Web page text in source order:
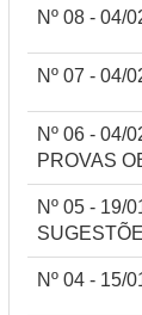
Nº 08 - 04/
Nº 07 - 04/
Nº 06 - 04/
PROVAS
Nº 05 - 19/
Nº 04 - 15/